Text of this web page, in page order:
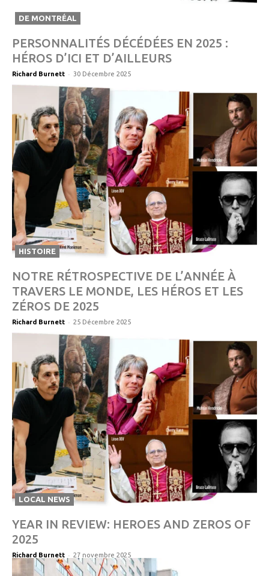
DE MONTRÉAL
PERSONNALITÉS DÉCÉDÉES EN 2025 :
HÉROS D’ICI ET D’AILLEURS
Richard Burnett - 30 Décembre 2025
HISTOIRE
NOTRE RÉTROSPECTIVE DE L’ANNÉE À
TRAVERS LE MONDE, LES HÉROS ET LES
ZÉROS DE 2025
Richard Burnett - 25 Décembre 2025
LOCAL NEWS
YEAR IN REVIEW: HEROES AND ZEROS OF
2025
Richard Burnett - 27 novembre 2025